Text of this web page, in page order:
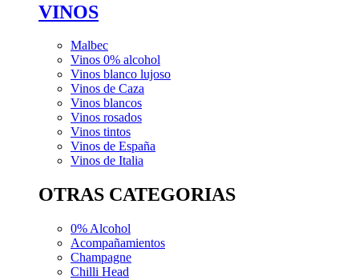
VINOS
Malbec
Vinos 0% alcohol
Vinos blanco lujoso
Vinos de Caza
Vinos blancos
Vinos rosados
Vinos tintos
Vinos de España
Vinos de Italia
OTRAS CATEGORIAS
0% Alcohol
Acompañamientos
Champagne
Chilli Head